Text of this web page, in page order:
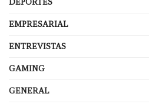
DEPORTES
EMPRESARIAL
ENTREVISTAS
GAMING
GENERAL